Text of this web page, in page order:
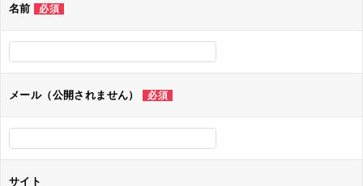
ー
シ
ョ
ン
名前 必須
メール（公開されません） 必須
サイト